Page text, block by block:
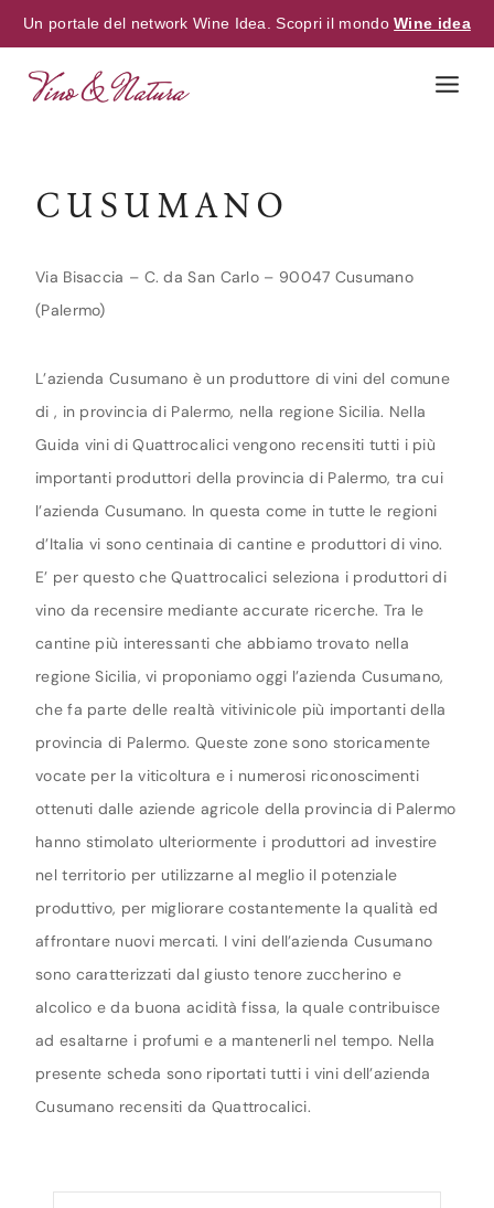
Un portale del network Wine Idea. Scopri il mondoWine idea
CUSUMANO
Via Bisaccia – C. da San Carlo – 90047 Cusumano
(Palermo)
L’azienda Cusumano è un produttore di vini del comune
di , in provincia di Palermo, nella regione Sicilia. Nella
Guida vini di Quattrocalici vengono recensiti tutti i più
importanti produttori della provincia di Palermo, tra cui
l’azienda Cusumano. In questa come in tutte le regioni
d’Italia vi sono centinaia di cantine e produttori di vino.
E’ per questo che Quattrocalici seleziona i produttori di
vino da recensire mediante accurate ricerche. Tra le
cantine più interessanti che abbiamo trovato nella
regione Sicilia, vi proponiamo oggi l’azienda Cusumano,
che fa parte delle realtà vitivinicole più importanti della
provincia di Palermo. Queste zone sono storicamente
vocate per la viticoltura e i numerosi riconoscimenti
ottenuti dalle aziende agricole della provincia di Palermo
hanno stimolato ulteriormente i produttori ad investire
nel territorio per utilizzarne al meglio il potenziale
produttivo, per migliorare costantemente la qualità ed
affrontare nuovi mercati. I vini dell’azienda Cusumano
sono caratterizzati dal giusto tenore zuccherino e
alcolico e da buona acidità fissa, la quale contribuisce
ad esaltarne i profumi e a mantenerli nel tempo. Nella
presente scheda sono riportati tutti i vini dell’azienda
Cusumano recensiti da Quattrocalici.